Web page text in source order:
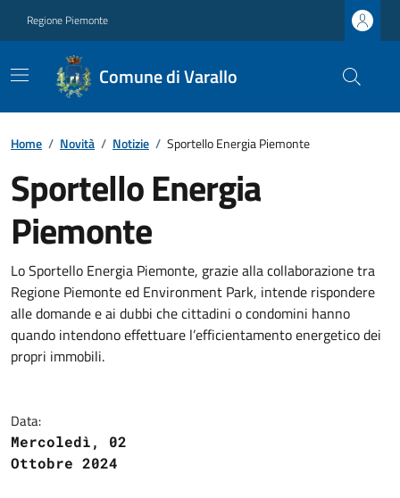
Regione Piemonte
Comune di Varallo
Home / Novità / Notizie / Sportello Energia Piemonte
Sportello Energia
Piemonte
Lo Sportello Energia Piemonte, grazie alla collaborazione tra
Regione Piemonte ed Environment Park, intende rispondere
alle domande e ai dubbi che cittadini o condomini hanno
quando intendono effettuare l’efficientamento energetico dei
propri immobili.
Data:
Mercoledì, 02
Ottobre 2024